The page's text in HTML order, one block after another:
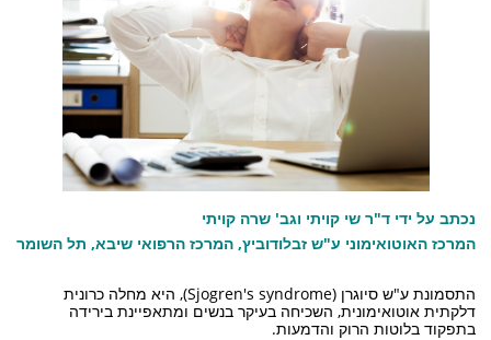
נכתב על ידי ד"ר שי קויתי וגב' שרה קויתי
המרכז האוטואימוני ע"ש זבלודוביץ, המרכז הרפואי שיבא, תל השומר
התסמונת ע"ש סיוגרן (Sjogren's syndrome), היא מחלה כרונית
דלקתית אוטואימונית, השכיחה בעיקר בנשים ומתאפיינת בירידה
בתפקוד בלוטות הרוק והדמעות.